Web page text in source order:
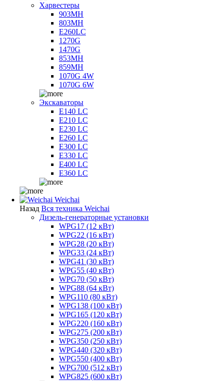
Харвестеры
903MH
803MH
E260LC
1270G
1470G
853MH
859MH
1070G 4W
1070G 6W
Экскаваторы
E140 LC
E210 LC
E230 LC
E260 LC
E300 LC
E330 LC
E400 LC
E360 LC
Weichai
Назад Вся техника Weichai
Дизель-генераторные установки
WPG17 (12 кВт)
WPG22 (16 кВт)
WPG28 (20 кВт)
WPG33 (24 кВт)
WPG41 (30 кВт)
WPG55 (40 кВт)
WPG70 (50 кВт)
WPG88 (64 кВт)
WPG110 (80 кВт)
WPG138 (100 кВт)
WPG165 (120 кВт)
WPG220 (160 кВт)
WPG275 (200 кВт)
WPG350 (250 кВт)
WPG440 (320 кВт)
WPG550 (400 кВт)
WPG700 (512 кВт)
WPG825 (600 кВт)